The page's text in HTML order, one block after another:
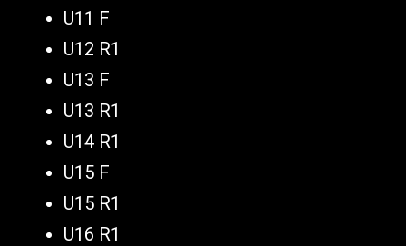
U11 F
U12 R1
U13 F
U13 R1
U14 R1
U15 F
U15 R1
U16 R1